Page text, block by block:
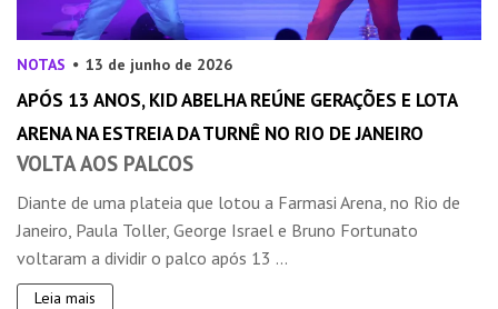
NOTAS 13 de junho de 2026
APÓS 13 ANOS, KID ABELHA REÚNE GERAÇÕES E LOTA
ARENA NA ESTREIA DA TURNÊ NO RIO DE JANEIRO
VOLTA AOS PALCOS
Diante de uma plateia que lotou a Farmasi Arena, no Rio de
Janeiro, Paula Toller, George Israel e Bruno Fortunato
voltaram a dividir o palco após 13 ...
Leia mais